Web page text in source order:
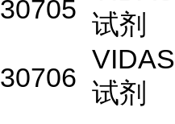
30705 试剂
30706
VIDAS
试剂